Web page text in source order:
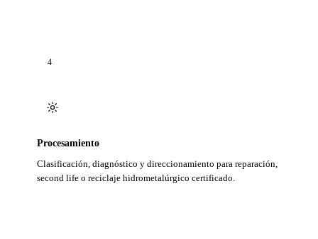
4
Procesamiento
Clasificación, diagnóstico y direccionamiento para reparación,
second life o reciclaje hidrometalúrgico certificado.